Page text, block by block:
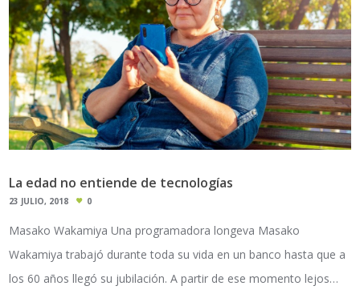
La edad no entiende de tecnologías
23 JULIO, 2018 0
Masako Wakamiya Una programadora longeva Masako
Wakamiya trabajó durante toda su vida en un banco hasta que a
los 60 años llegó su jubilación. A partir de ese momento lejos…